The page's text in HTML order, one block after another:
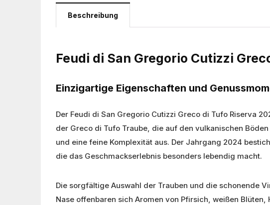
Beschreibung
Feudi di San Gregorio Cutizzi
Einzigartige Eigenschaften und
Der Feudi di San Gregorio Cutizzi Greco di Tufo Riserva
der Greco di Tufo Traube, die auf den vulkanischen
und eine feine Komplexität aus. Der Jahrgang 2024
die das Geschmackserlebnis besonders lebendig macht.
Die sorgfältige Auswahl der Trauben und die schonende
Nase offenbaren sich Aromen von Pfirsich, weißen